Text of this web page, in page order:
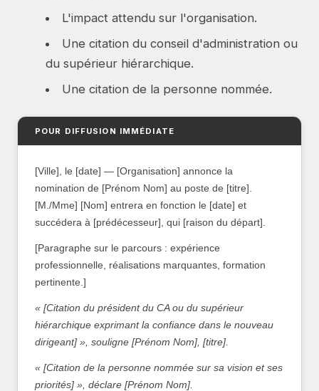
L'impact attendu sur l'organisation.
Une citation du conseil d'administration ou
du supérieur hiérarchique.
Une citation de la personne nommée.
POUR DIFFUSION IMMÉDIATE
[Ville], le [date] — [Organisation] annonce la
nomination de [Prénom Nom] au poste de [titre].
[M./Mme] [Nom] entrera en fonction le [date] et
succédera à [prédécesseur], qui [raison du départ].
[Paragraphe sur le parcours : expérience
professionnelle, réalisations marquantes, formation
pertinente.]
« [Citation du président du CA ou du supérieur
hiérarchique exprimant la confiance dans le nouveau
dirigeant] », souligne [Prénom Nom], [titre].
« [Citation de la personne nommée sur sa vision et ses
priorités] », déclare [Prénom Nom].